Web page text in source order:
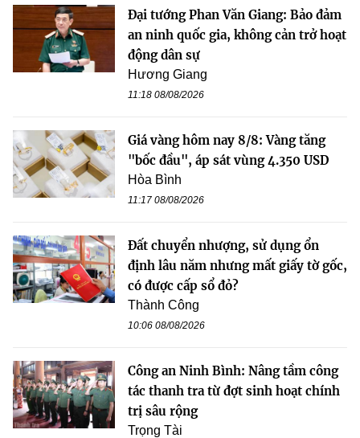
Đại tướng Phan Văn Giang: Bảo đảm
an ninh quốc gia, không cản trở hoạt
động dân sự
Hương Giang
11:18 08/08/2026
Giá vàng hôm nay 8/8: Vàng tăng
"bốc đầu", áp sát vùng 4.350 USD
Hòa Bình
11:17 08/08/2026
Đất chuyển nhượng, sử dụng ổn
định lâu năm nhưng mất giấy tờ gốc,
có được cấp sổ đỏ?
Thành Công
10:06 08/08/2026
Công an Ninh Bình: Nâng tầm công
tác thanh tra từ đợt sinh hoạt chính
trị sâu rộng
Trọng Tài